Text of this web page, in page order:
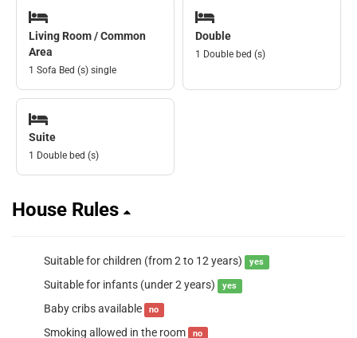
Living Room / Common
Area
1 Sofa Bed (s) single
Double
1 Double bed (s)
Suite
1 Double bed (s)
House Rules
Suitable for children (from 2 to 12 years) yes
Suitable for infants (under 2 years) yes
Baby cribs available no
Smoking allowed in the room no